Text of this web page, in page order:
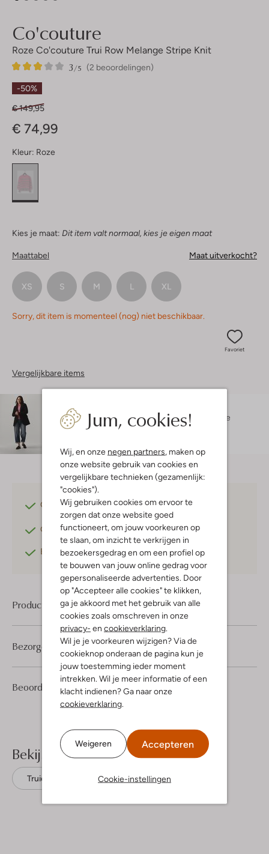
Jum, cookies!
Wij, en onze negen partners , maken op
onze website gebruik van cookies en
vergelijkbare technieken (gezamenlijk:
"cookies").
Wij gebruiken cookies om ervoor te
zorgen dat onze website goed
functioneert, om jouw voorkeuren op
te slaan, om inzicht te verkrijgen in
bezoekersgedrag en om een profiel op
te bouwen van jouw online gedrag voor
gepersonaliseerde advertenties. Door
op "Accepteer alle cookies" te klikken,
ga je akkoord met het gebruik van alle
cookies zoals omschreven in onze
privacy- en cookieverklaring
Wil je je voorkeuren wijzigen? Via de
cookieknop onderaan de pagina kun je
jouw toestemming ieder moment
intrekken. Wil je meer informatie of een
klacht indienen? Ga naar onze
cookieverklaring
Weigeren Accepteren
Cookie-instellingen
Co'couture
Roze Co'couture Trui Row Melange Stripe Knit
(2 beoordelingen)
3/5
2
3
Sterren
-50%
€ 149,95
€ 74,99
Kleur: Roze
Kies je maat: Dit item valt normaal, kies je eigen maat
Maattabel Maat uitverkocht?
XS S M L XL
Sorry, dit item is momenteel (nog) niet beschikbaar.
Favoriet
Vergelijkbare items
Melissa is 1 meter 70 lang en draagt maat s.
De
pasvorm is
losvallend
Gratis verzendingvanaf €75,-
Gratis retournerenbinnen 30 dagen*
Betaal achterafmet Klarna
Product informatie
Beoordelingen (2) 3
2
3
Sterren
Bezorgen & retourneren
Bekijk meer
Truien Co'couture Acryl